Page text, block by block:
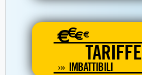
€€€€
TARIFFE
IMBATTIBILI